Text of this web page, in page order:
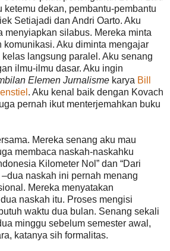
ketemu dekan, pembantu-pembantu
Setiajadi dan Andri Oarto. Aku
menyiapkan silabus. Mereka minta
komunikasi. Aku diminta mengajar
langsung paralel. Aku senang
ilmu-ilmu dasar. Aku ingin
Elemen Jurnalisme karya Bill
. Aku kenal baik dengan Kovach
pernah ikut menterjemahkan buku
Mereka senang aku mau
membaca naskah-naskahku
Kilometer Nol” dan “Dari
naskah ini pernah menang
Mereka menyatakan
naskah itu. Proses mengisi
waktu dua bulan. Senang sekali
minggu sebelum semester awal,
katanya sih formalitas.